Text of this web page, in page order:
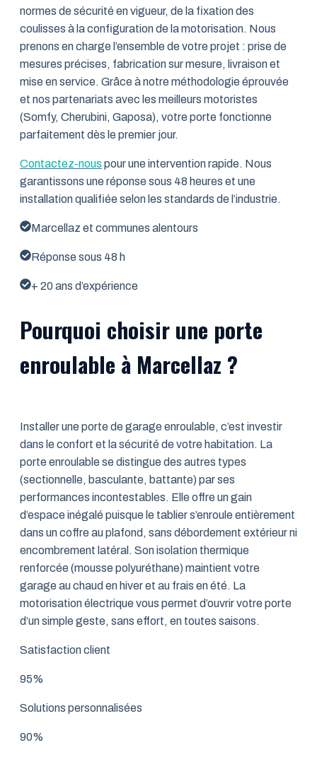
normes de sécurité en vigueur, de la fixation des
coulisses à la configuration de la motorisation. Nous
prenons en charge l’ensemble de votre projet : prise de
mesures précises, fabrication sur mesure, livraison et
mise en service. Grâce à notre méthodologie éprouvée
et nos partenariats avec les meilleurs motoristes
(Somfy, Cherubini, Gaposa), votre porte fonctionne
parfaitement dès le premier jour.
Contactez-nous pour une intervention rapide. Nous
garantissons une réponse sous 48 heures et une
installation qualifiée selon les standards de l’industrie.
Marcellaz et communes alentours
Réponse sous 48 h
+ 20 ans d’expérience
Pourquoi choisir une porte
enroulable à Marcellaz ?
Installer une porte de garage enroulable, c’est investir
dans le confort et la sécurité de votre habitation. La
porte enroulable se distingue des autres types
(sectionnelle, basculante, battante) par ses
performances incontestables. Elle offre un gain
d’espace inégalé puisque le tablier s’enroule entièrement
dans un coffre au plafond, sans débordement extérieur ni
encombrement latéral. Son isolation thermique
renforcée (mousse polyuréthane) maintient votre
garage au chaud en hiver et au frais en été. La
motorisation électrique vous permet d’ouvrir votre porte
d’un simple geste, sans effort, en toutes saisons.
Satisfaction client
95%
Solutions personnalisées
90%